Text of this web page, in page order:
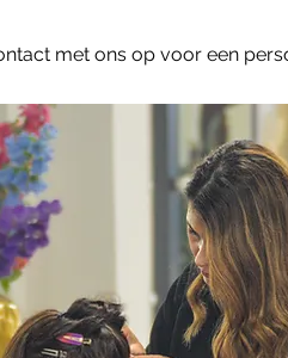
met ons op voor een